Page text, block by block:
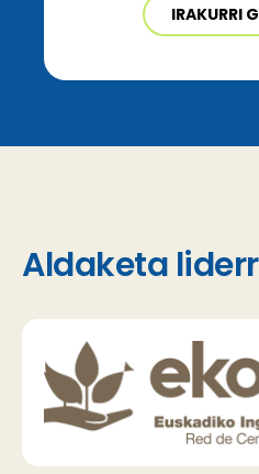
IRAKURRI
Aldaketa